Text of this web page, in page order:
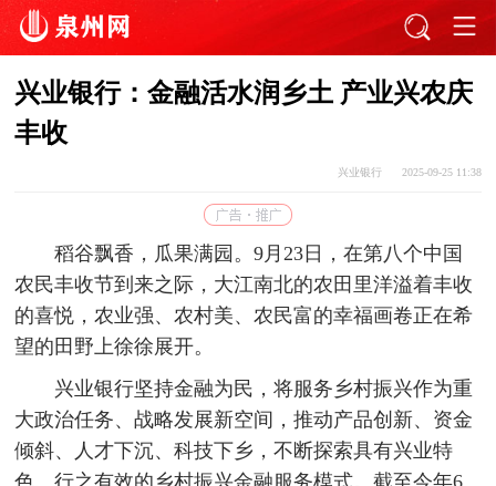
兴业银行：金融活水润乡土 产业兴农庆
丰收
兴业银行 2025-09-25 11:38
稻谷飘香，瓜果满园。9月23日，在第八个中国
农民丰收节到来之际，大江南北的农田里洋溢着丰收
的喜悦，农业强、农村美、农民富的幸福画卷正在希
望的田野上徐徐展开。
兴业银行坚持金融为民，将服务乡村振兴作为重
大政治任务、战略发展新空间，推动产品创新、资金
倾斜、人才下沉、科技下乡，不断探索具有兴业特